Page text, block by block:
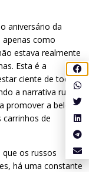
aniversário da
apenas como
estava realmente
Esta é a
ciente de todo o
a narrativa russa.
promover a beleza
de
os russos
há uma constante